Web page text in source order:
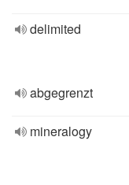
delimited
abgegrenzt
mineralogy